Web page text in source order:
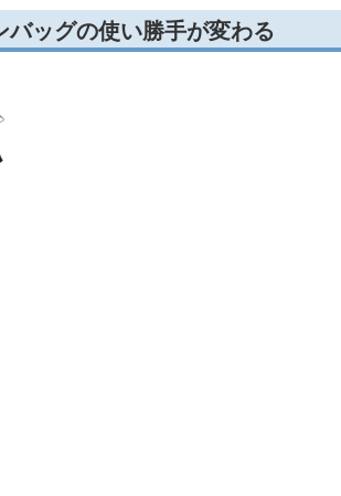
ッグの使い勝手が変わる